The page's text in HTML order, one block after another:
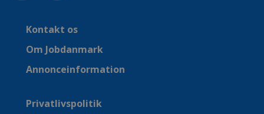
Kontakt os
Om Jobdanmark
Annonceinformation
Privatlivspolitik